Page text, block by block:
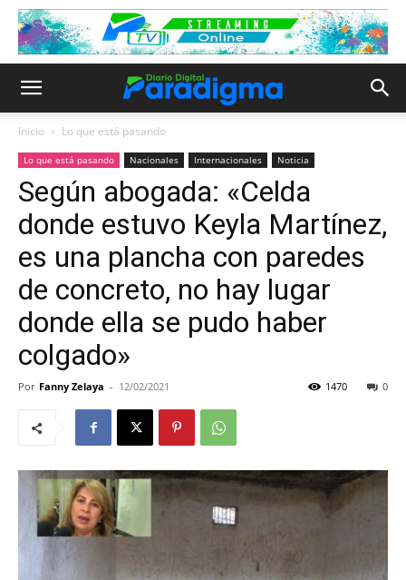
Inicio Lo que está pasando
Lo que está pasando Nacionales Internacionales Noticia
Según abogada: «Celda
donde estuvo Keyla Martínez,
es una plancha con paredes
de concreto, no hay lugar
donde ella se pudo haber
colgado»
Por Fanny Zelaya - 12/02/2021 0
1470